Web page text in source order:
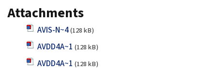
Attachments
AVIS-N~4(128 kB)
AVDD4A~1 (128 kB)
AVDD4A~1 (128 kB)